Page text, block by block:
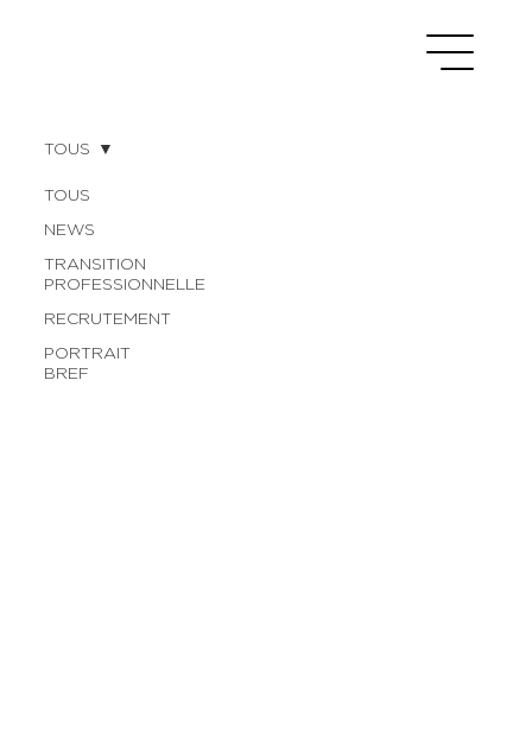
TOUS
NEWS
TRANSITION
PROFESSIONNELLE
RECRUTEMENT
PORTRAIT
BREF
TOUS